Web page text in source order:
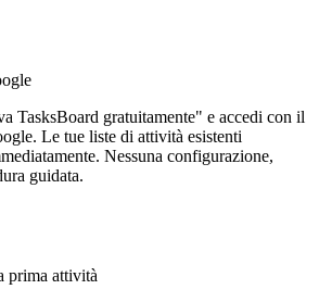
TasksBoard gratuitamente" e accedi con il
Le tue liste di attività esistenti
Nessuna configurazione,
guidata.
prima attività